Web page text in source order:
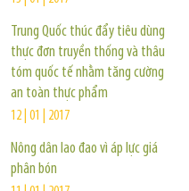
Trung Quốc thúc đẩy tiêu dùng
thực đơn truyền thống và thâu
tóm quốc tế nhằm tăng cường
an toàn thực phẩm
12 | 01 | 2017
Nông dân lao đao vì áp lực giá
phân bón